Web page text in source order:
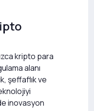
kripto para
alanı
şeffaflık ve
inovasyon